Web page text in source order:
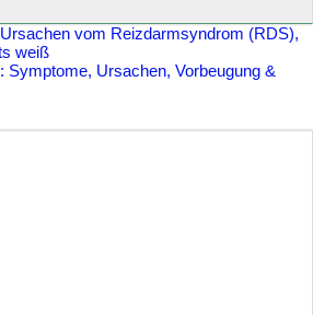
vom Reizdarmsyndrom (RDS),
weiß
Symptome, Ursachen, Vorbeugung &